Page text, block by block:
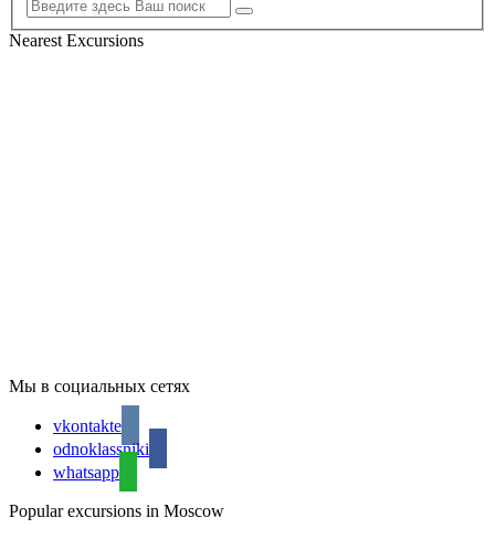
Nearest Excursions
Мы в социальных сетях
vkontakte
odnoklassniki
whatsapp
Popular excursions in Moscow